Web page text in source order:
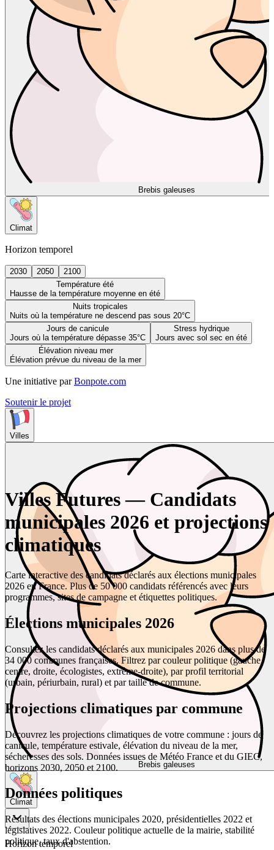
Brebis galeuses
Climat
Horizon temporel
2030 2050
2100
Température été
Hausse de la température moyenne en été
Nuits tropicales
Nuits où la température ne descend pas sous 20°C
Jours de canicule
Jours où la température dépasse 35°C
Stress hydrique
Jours avec sol sec en été
Élévation niveau mer
Élévation prévue du niveau de la mer
Une initiative par Bonpote.com
Soutenir le projet
Villes
Brebis galeuses
Climat
Horizon temporel
Villes Futures — Candidats
municipales 2026 et projections
climatiques
Carte interactive des candidats déclarés aux élections municipales
2026 en France. Plus de 50 000 candidats référencés avec leurs
programmes, sites de campagne et étiquettes politiques.
Élections municipales 2026
Consultez les candidats déclarés aux municipales 2026 dans plus de
34 000 communes françaises. Filtrez par couleur politique (gauche,
centre, droite, écologistes, extrême-droite), par profil territorial
(urbain, périurbain, rural) et par taille de commune.
Projections climatiques par commune
Découvrez les projections climatiques de votre commune : jours de
canicule, température estivale, élévation du niveau de la mer,
sécheresses des sols. Données issues de Météo France et du GIEC,
horizons 2030, 2050 et 2100.
Données politiques
Résultats des élections municipales 2020, présidentielles 2022 et
législatives 2022. Couleur politique actuelle de la mairie, stabilité
politique, taux d'abstention.